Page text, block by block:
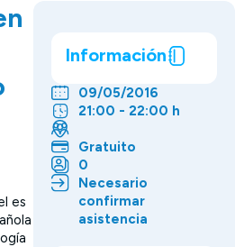
es
Información
09/05/2016
21:00 - 22:00 h
Gratuito
0
Necesario
confirmar
asistencia